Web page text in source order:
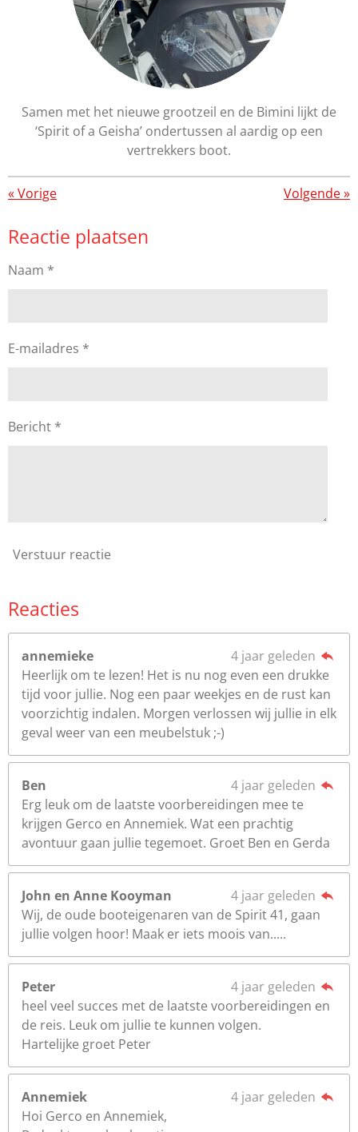
Samen met het nieuwe grootzeil en de Bimini lijkt de
‘Spirit of a Geisha’ ondertussen al aardig op een
vertrekkers boot.
«Vorige Volgende»
Reactie plaatsen
Naam *
E-mailadres *
Bericht *
Verstuur reactie
Reacties
annemieke
4 jaar geleden
Heerlijk om te lezen! Het is nu nog even een drukke
tijd voor jullie. Nog een paar weekjes en de rust kan
voorzichtig indalen. Morgen verlossen wij jullie in elk
geval weer van een meubelstuk ;-)
Ben
4 jaar geleden
Erg leuk om de laatste voorbereidingen mee te
krijgen Gerco en Annemiek. Wat een prachtig
avontuur gaan jullie tegemoet. Groet Ben en Gerda
John en Anne Kooyman
4 jaar geleden
Wij, de oude booteigenaren van de Spirit 41, gaan
jullie volgen hoor! Maak er iets moois van.....
Peter
4 jaar geleden
heel veel succes met de laatste voorbereidingen en
de reis. Leuk om jullie te kunnen volgen.
Hartelijke groet Peter
Annemiek
4 jaar geleden
Hoi Gerco en Annemiek,